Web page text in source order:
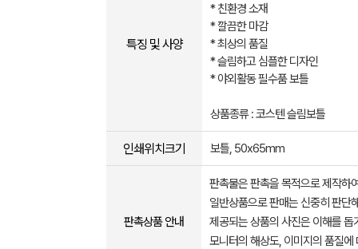
특징 및 사양
* 친환경 소재
* 깔끔한 마감
* 최상의 품질
* 슬림하고 심플한 디자인
* 야외활동 필수품 보틀
상품종류 : 코스텐 슬림보틀
인쇄위치크기 보틀, 50x65mm
판촉상품 안내
판촉물은 판촉을 목적으로 제작하
일반상품으로 판매는 신중히 판단
제공되는 상품의 사진은 이해를
모니터의 해상도, 이미지의 품질